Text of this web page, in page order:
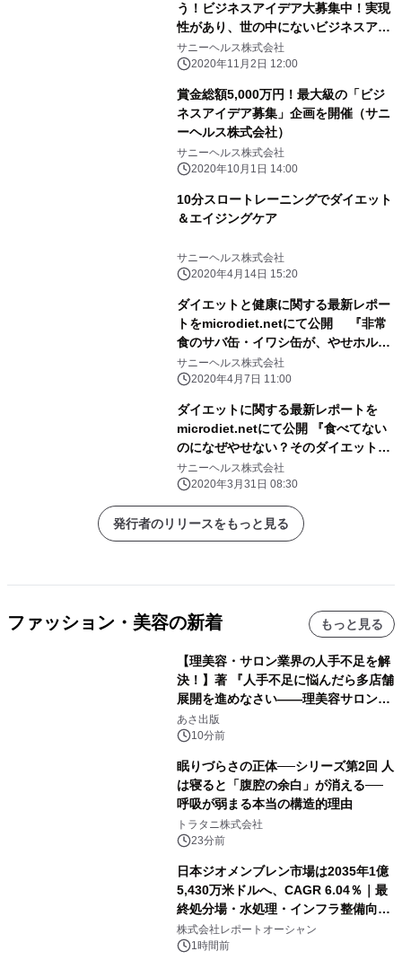
う！ビジネスアイデア大募集中！実現
性があり、世の中にないビジネスアイ
デアを募集しています。 詳しくは
Webサイトで。日経ＭＪ（流通新聞）
サニーヘルス株式会社
2020年11月2日 12:00
賞金総額5,000万円！最大級の「ビジ
ネスアイデア募集」企画を開催（サニ
ーヘルス株式会社）
サニーヘルス株式会社
2020年10月1日 14:00
10分スロートレーニングでダイエット
＆エイジングケア
サニーヘルス株式会社
2020年4月14日 15:20
ダイエットと健康に関する最新レポー
トをmicrodiet.netにて公開 『非常
食のサバ缶・イワシ缶が、やせホルモ
ンを放出させる！』
サニーヘルス株式会社
2020年4月7日 11:00
ダイエットに関する最新レポートを
microdiet.netにて公開 『食べてない
のになぜやせない？そのダイエットは
どこかが間違っている！』
サニーヘルス株式会社
2020年3月31日 08:30
発行者のリリースをもっと見る
ファッション・美容の新着 もっと見る
【理美容・サロン業界の人手不足を解
決！】著 『人手不足に悩んだら多店舗
展開を進めなさい――理美容サロン
「多店舗展開」の教科書』2026年8月
24日（月）発売
あさ出版
10分前
眠りづらさの正体──シリーズ第2回 人
は寝ると「腹腔の余白」が消える──
呼吸が弱まる本当の構造的理由
トラタニ株式会社
23分前
日本ジオメンブレン市場は2035年1億
5,430万米ドルへ、CAGR 6.04％｜最
終処分場・水処理・インフラ整備向け
需要拡大
株式会社レポートオーシャン
1時間前